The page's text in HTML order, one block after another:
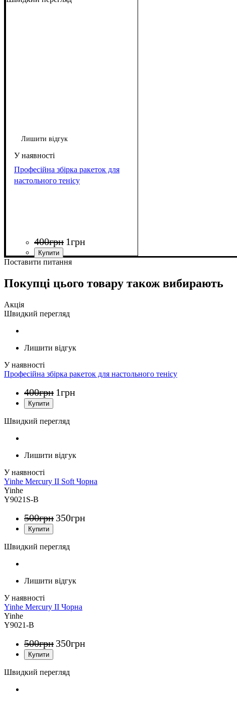
Лишити відгук
Професійна збірка ракеток для
настольного тенісу
400грн 1грн
Поставити питання
Покупці цього товару також вибирають
Акція
Швидкий перегляд
Лишити відгук
Професійна збірка ракеток для настольного тенісу
400грн 1грн
Швидкий перегляд
Лишити відгук
Yinhe Mercury II Soft Чорна
Yinhe
Y9021S-B
500грн 350грн
Швидкий перегляд
Лишити відгук
Yinhe Mercury II Чорна
Yinhe
Y9021-B
500грн 350грн
Швидкий перегляд